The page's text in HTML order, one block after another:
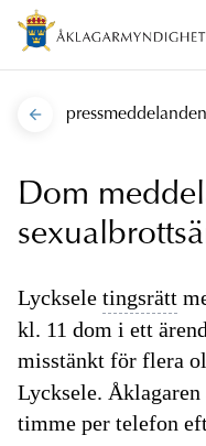
pressmeddelanden
Dom
Lycksele tingsrätt
kl. 11 dom i ett
misstänkt för flera
Lycksele.
timme per telefon